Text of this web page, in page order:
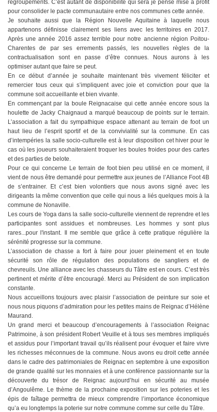
regroupements. C’est autant de disponibilité qui sera je pense mise à profit
pour consolider le pacte communautaire entre nos communes cette année.
Je souhaite aussi que la Région Nouvelle Aquitaine à laquelle nous
appartenons définisse clairement ses liens avec les territoires en 2017.
Après une année 2016 assez terrible pour notre ancienne région Poitou-
Charentes de par ses errements passés, les nouvelles règles de la
contractualisation sont en passe d’être connues. Nous aurons à les
optimiser autant que faire se peut.
En ce début d’année je souhaite maintenant très vivement féliciter et
remercier tous ceux qui s’impliquent avec joie et conviction pour que la
commune soit accueillante et bien vivante.
En commençant par la boule Reignacaise qui cette année encore sous la
houlette de Jacky Chaignaud a marqué beaucoup de points sur le terrain.
L’association a fait du sympathique espace attenant au terrain de foot un
haut lieu de l’esprit sportif et de la convivialité sur la commune. En cas
d’intempéries la salle socio-culturelle est à leur disposition cet hiver pour le
cas où les joueurs souhaiteraient troquer les boules froides pour des cartes
et des parties de belote.
Pour ce qui concerne Le terrain de foot bien peu utilisé en ce moment, il
vient de nous être demandé pour permettre aux jeunes de l’Alliance Foot 4B
de s’entrainer. Et c’est bien volontiers que nous avons signé avec les
dirigeants la même convention que celle qui nous a liés quelques mois à la
commune de Nonaville.
Les cours de Yoga dans la salle socio-culturelle viennent de reprendre et les
participantes sont assidues et nombreuses. Les hommes y sont plus
rares...pour l'instant. Il me semble que grâce à cette pratique régulière la
sérénité progresse sur la commune.
L’association de chasse a fort à faire pour jouer pleinement et en toute
sécurité son rôle de régulation des populations de sangliers et de
chevreuils. Une alliance avec les chasseurs du Tâtre est en cours. C’est très
pertinent et mérite d’être encouragé. Merci au Président de son implication
constante.
Nous accueillons toujours avec plaisir l’association de peinture sur soie et
nous nous piquons d’admiration pour les petites mains de Reignac d’Hélène
Maurand.
Un grand merci et beaucoup d’encouragements à l’association Reignac
Patrimoine, à son président Robert Veuille et à tous ses membres impliqués
et assidus pour l’important travail qu’ils réalisent pour évoquer et faire vivre
les richesses méconnues de la commune. Nous avons eu droit cette année
dans le cadre des patrimoniales de Reignac en septembre à une exposition
de grande qualité sur les monnaies et à une conférence passionnante sur la
découverte du trésor de Reignac aujourd’hui en sécurité au musée
d’Angoulême. Le thème de la prochaine exposition sur les poteries et les
épis de faîtage permettra de mieux comprendre l’importance économique
qu’a eu longtemps la poterie sur notre commune comme sur celle du Tâtre.